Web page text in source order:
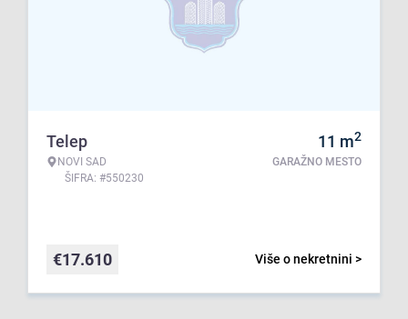
Telep
NOVI SAD
ŠIFRA: #550230
11 m2
GARAŽNO MESTO
Više o nekretnini >
€17.610